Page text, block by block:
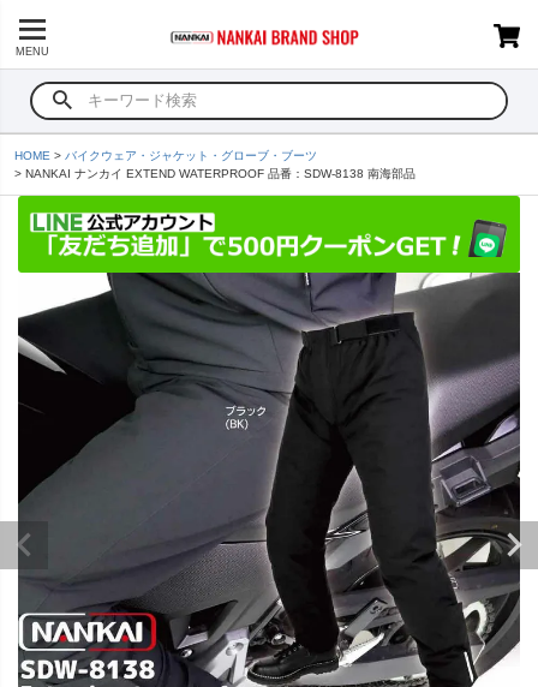
MENU
HOME
バイクウェア・ジャケット・グローブ・ブーツ
NANKAI ナンカイ EXTEND WATERPROOF 品番：SDW-8138 南海部品